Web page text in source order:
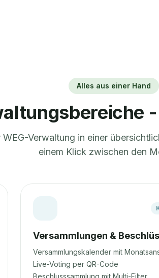
Alles aus einer Hand
Verwaltung in einer
einem Klick zwischen den
Versammlungen &
Versammlungskalender mit
Live-Voting per QR-Code
Beschlusssammlung mit Multi-Filter